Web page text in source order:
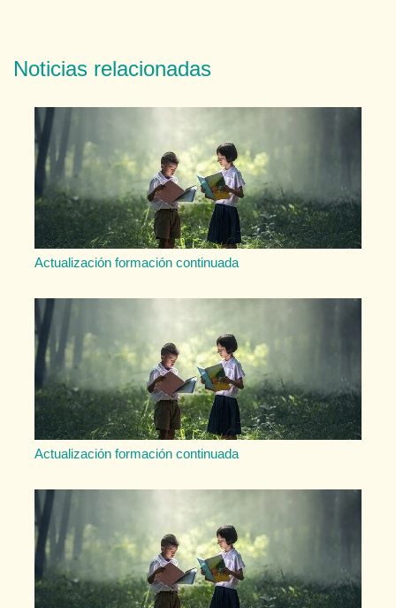
Noticias relacionadas
Actualización formación continuada
Actualización formación continuada